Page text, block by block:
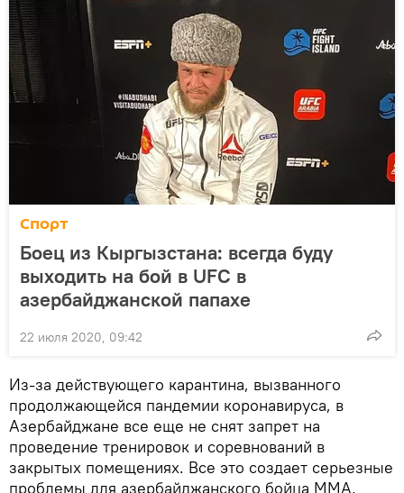
Спорт
Боец из Кыргызстана: всегда буду
выходить на бой в UFC в
азербайджанской папахе
22 июля 2020, 09:42
Из-за действующего карантина, вызванного
продолжающейся пандемии коронавируса, в
Азербайджане все еще не снят запрет на
проведение тренировок и соревнований в
закрытых помещениях. Все это создает серьезные
проблемы для азербайджанского бойца ММА,